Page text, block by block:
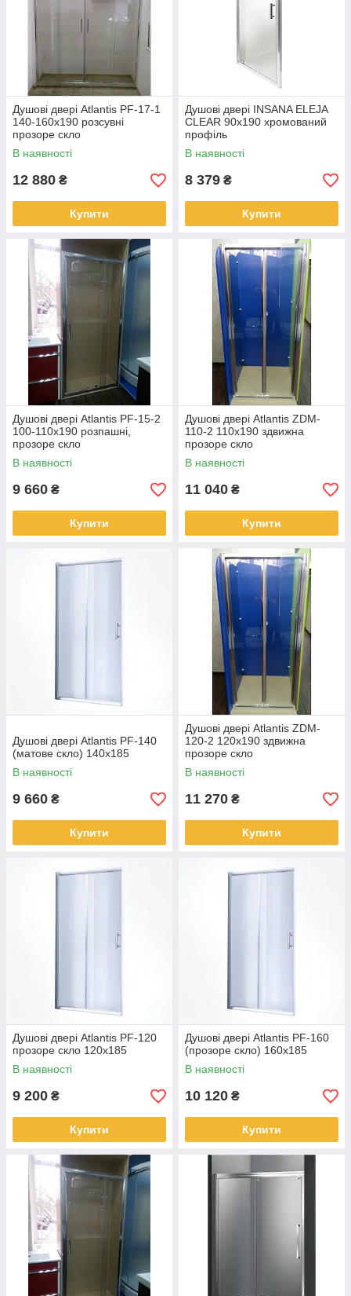
Душові двері Atlantis PF-17-1
140-160х190 розсувні
прозоре скло
В наявності
12 880 ₴
Купити
Душові двері INSANA ELEJA
CLEAR 90x190 хромований
профіль
В наявності
8 379 ₴
Купити
Душові двері Atlantis PF-15-2
100-110x190 розпашні,
прозоре скло
В наявності
9 660 ₴
Купити
Душові двері Atlantis ZDM-
110-2 110х190 здвижна
прозоре скло
В наявності
11 040 ₴
Купити
Душові двері Atlantis PF-140
(матове скло) 140х185
В наявності
9 660 ₴
Купити
Душові двері Atlantis ZDM-
120-2 120х190 здвижна
прозоре скло
В наявності
11 270 ₴
Купити
Душові двері Atlantis PF-120
прозоре скло 120х185
В наявності
9 200 ₴
Купити
Душові двері Atlantis PF-160
(прозоре скло) 160х185
В наявності
10 120 ₴
Купити